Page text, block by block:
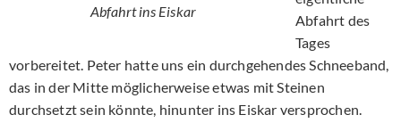
Abfahrt ins Eiskar
Abfahrt des
Tages
vorbereitet. Peter hatte uns ein durchgehendes Schneeband,
das in der Mitte möglicherweise etwas mit Steinen
durchsetzt sein könnte, hinunter ins Eiskar versprochen.